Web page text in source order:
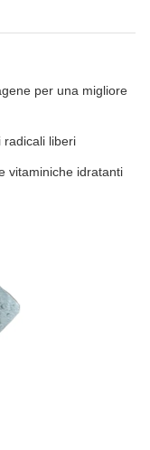
per una migliore
radicali liberi
vitaminiche idratanti